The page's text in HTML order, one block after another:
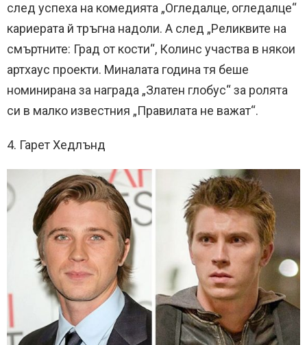
след успеха на комедията „Огледалце, огледалце“
кариерата й тръгна надоли. А след „Реликвите на
смъртните: Град от кости“, Колинс участва в някои
артхаус проекти. Миналата година тя беше
номинирана за награда „Златен глобус“ за ролята
си в малко известния „Правилата не важат“.
4. Гарет Хедлънд